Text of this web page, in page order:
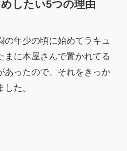
したい5つの理由
の年少の頃に始めてラキュ
まに本屋さんで置かれてる
あったので、それをきっか
た。